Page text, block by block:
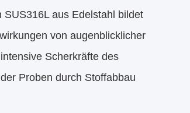
aus Edelstahl bildet
von augenblicklicher
Scherkräfte des
Proben durch Stoffabbau